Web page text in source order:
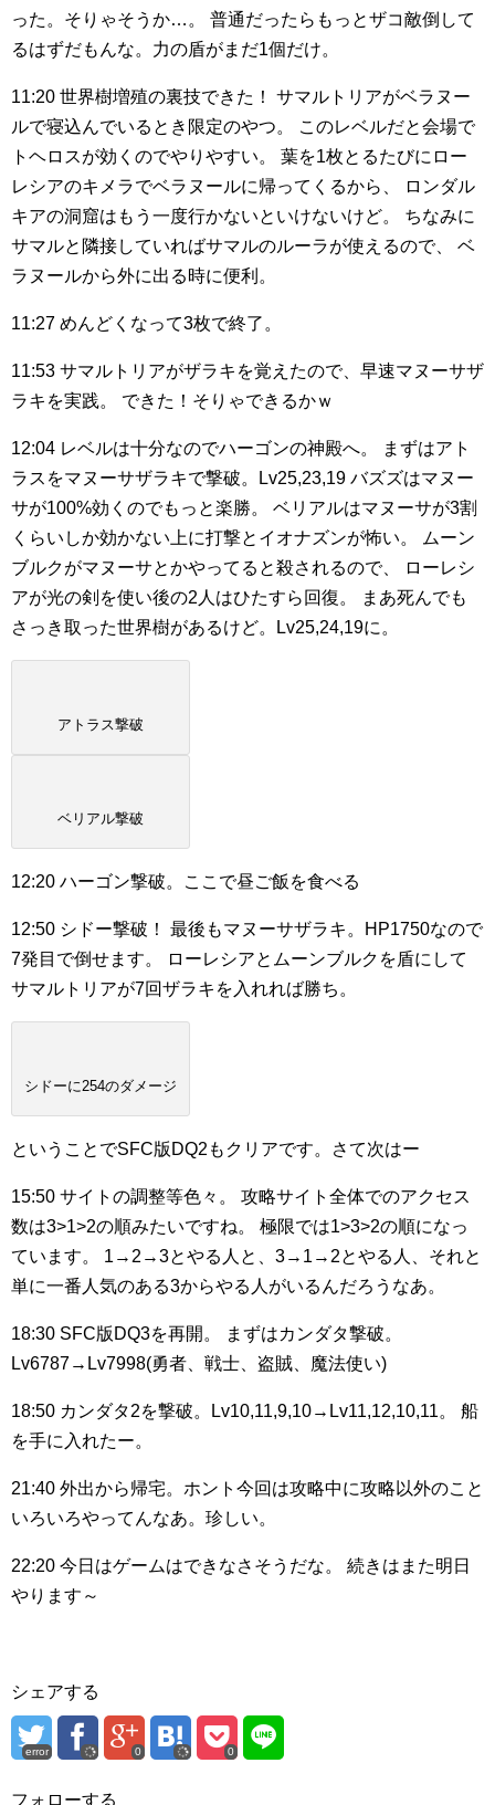
った。そりゃそうか…。
普通だったらもっとザコ敵倒して
るはずだもんな。力の盾がまだ1個だけ。
11:20 世界樹増殖の裏技できた！
サマルトリアがベラヌー
ルで寝込んでいるとき限定のやつ。
このレベルだと会場で
トヘロスが効くのでやりやすい。
葉を1枚とるたびにロー
レシアのキメラでベラヌールに帰ってくるから、
ロンダル
キアの洞窟はもう一度行かないといけないけど。
ちなみに
サマルと隣接していればサマルのルーラが使えるので、
ベ
ラヌールから外に出る時に便利。
11:27 めんどくなって3枚で終了。
11:53 サマルトリアがザラキを覚えたので、早速マヌーサザ
ラキを実践。
できた！そりゃできるかｗ
12:04 レベルは十分なのでハーゴンの神殿へ。
まずはアト
ラスをマヌーサザラキで撃破。Lv25,23,19 バズズはマヌー
サが100%効くのでもっと楽勝。
ベリアルはマヌーサが3割
くらいしか効かない上に打撃とイオナズンが怖い。
ムーン
ブルクがマヌーサとかやってると殺されるので、
ローレシ
アが光の剣を使い後の2人はひたすら回復。
まあ死んでも
さっき取った世界樹があるけど。Lv25,24,19に。
アトラス撃破
ベリアル撃破
12:20 ハーゴン撃破。ここで昼ご飯を食べる
12:50 シドー撃破！
最後もマヌーサザラキ。HP1750なので
7発目で倒せます。
ローレシアとムーンブルクを盾にして
サマルトリアが7回ザラキを入れれば勝ち。
シドーに254のダメージ
ということでSFC版DQ2もクリアです。さて次はー
15:50 サイトの調整等色々。
攻略サイト全体でのアクセス
数は3>1>2の順みたいですね。
極限では1>3>2の順になっ
ています。
1→2→3とやる人と、3→1→2とやる人、それと
単に一番人気のある3からやる人がいるんだろうなあ。
18:30 SFC版DQ3を再開。
まずはカンダタ撃破。
Lv6787→Lv7998(勇者、戦士、盗賊、魔法使い)
18:50 カンダタ2を撃破。Lv10,11,9,10→Lv11,12,10,11。
船
を手に入れたー。
21:40 外出から帰宅。ホント今回は攻略中に攻略以外のこと
いろいろやってんなあ。珍しい。
22:20 今日はゲームはできなさそうだな。
続きはまた明日
やります～
シェアする
error 0 0
フォローする